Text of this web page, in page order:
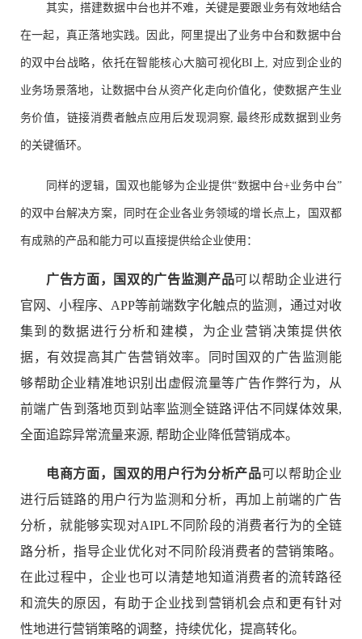
其实，搭建数据中台也并不难，关键是要跟业务有效地结合
在一起，真正落地实践。因此，阿里提出了业务中台和数据中台
的双中台战略，依托在智能核心大脑可视化BI上, 对应到企业的
业务场景落地，让数据中台从资产化走向价值化，使数据产生业
务价值，链接消费者触点应用后发现洞察, 最终形成数据到业务
的关键循环。
同样的逻辑，国双也能够为企业提供“数据中台+业务中台”
的双中台解决方案，同时在企业各业务领域的增长点上，国双都
有成熟的产品和能力可以直接提供给企业使用：
广告方面，国双的广告监测产品可以帮助企业进行
官网、小程序、APP等前端数字化触点的监测，通过对收
集到的数据进行分析和建模，为企业营销决策提供依
据，有效提高其广告营销效率。同时国双的广告监测能
够帮助企业精准地识别出虚假流量等广告作弊行为，从
前端广告到落地页到站率监测全链路评估不同媒体效果,
全面追踪异常流量来源, 帮助企业降低营销成本。
电商方面，国双的用户行为分析产品可以帮助企业
进行后链路的用户行为监测和分析，再加上前端的广告
分析，就能够实现对AIPL不同阶段的消费者行为的全链
路分析，指导企业优化对不同阶段消费者的营销策略。
在此过程中，企业也可以清楚地知道消费者的流转路径
和流失的原因，有助于企业找到营销机会点和更有针对
性地进行营销策略的调整，持续优化，提高转化。